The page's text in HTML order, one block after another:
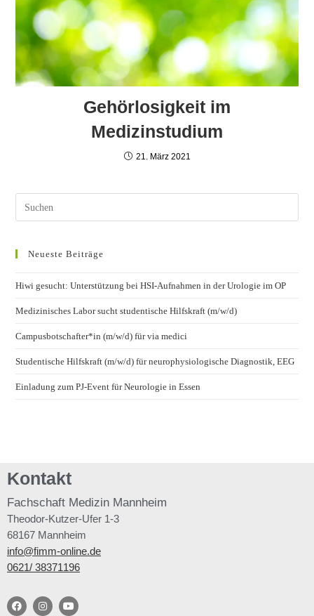
Gehörlosigkeit im
Medizinstudium
21. März 2021
Neueste Beiträge
Hiwi gesucht: Unterstützung bei HSI-Aufnahmen in der Urologie im OP
Medizinisches Labor sucht studentische Hilfskraft (m/w/d)
Campusbotschafter*in (m/w/d) für via medici
Studentische Hilfskraft (m/w/d) für neurophysiologische Diagnostik, EEG
Einladung zum PJ-Event für Neurologie in Essen
Kontakt
Fachschaft Medizin Mannheim
Theodor-Kutzer-Ufer 1-3
68167 Mannheim
info@fimm-online.de
0621/ 38371196